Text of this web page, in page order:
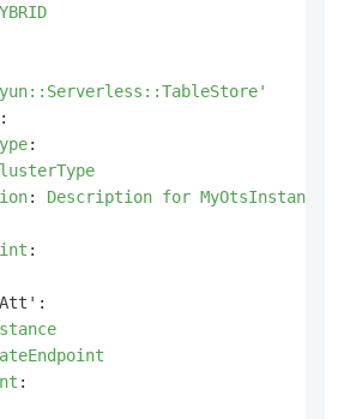
:
:
:
Description for MyOtsInstance
:
: